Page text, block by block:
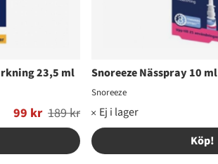
23,5 ml
99 kr 189 kr
Snoreeze Nässpray 10 ml
Snoreeze
Köp!